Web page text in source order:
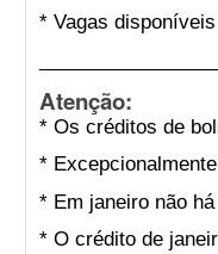
* Vagas
Atenção:
* Os créditos de
*
* Em janeiro não
* O crédito de